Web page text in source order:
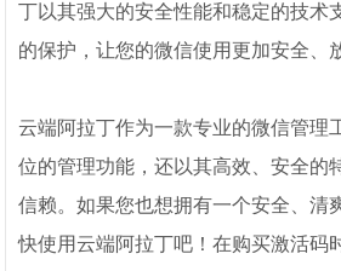
丁以其强大的安全性能和稳定的技术
的保护，让您的微信使用更加安全、
云端阿拉丁作为一款专业的微信管理
位的管理功能，还以其高效、安全的
信赖。如果您也想拥有一个安全、清
快使用云端阿拉丁吧！在购买激活码